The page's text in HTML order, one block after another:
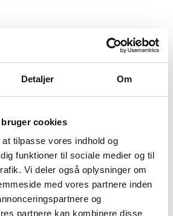
Detaljer Om
bruger cookies
tilpasse vores indhold og
funktioner til sociale medier og til
Vi deler også oplysninger om
med vores partnere inden
og
partnere kan kombinere disse